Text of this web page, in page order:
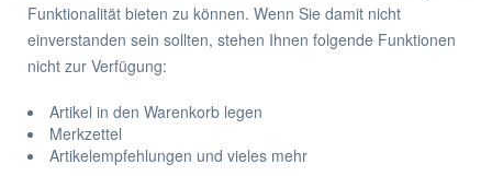
Verkleidungsscheibe Standard Form
HONDA XL600V TRANSALP VR-S
Funktionalität bieten zu können. Wenn Sie damit nicht
einverstanden sein sollten, stehen Ihnen folgende Funktionen
nicht zur Verfügung:
Artikel in den Warenkorb legen
Merkzettel
Artikelempfehlungen und vieles mehr